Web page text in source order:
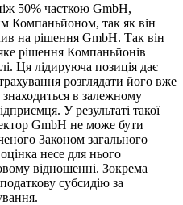
50% часткою GmbH,
Компаньйоном, так як він
на рішення GmbH. Так він
рішення Компаньйонів
Ця лідируюча позиція дає
розглядати його вже
в залежному
У результаті такої
GmbH не може бути
Законом загального
несе для нього
відношенні. Зокрема
субсидію за